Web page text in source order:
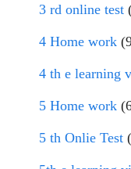
3 rd online test
4 Home work
4 th e learning
5 Home work
5 th Onlie Test